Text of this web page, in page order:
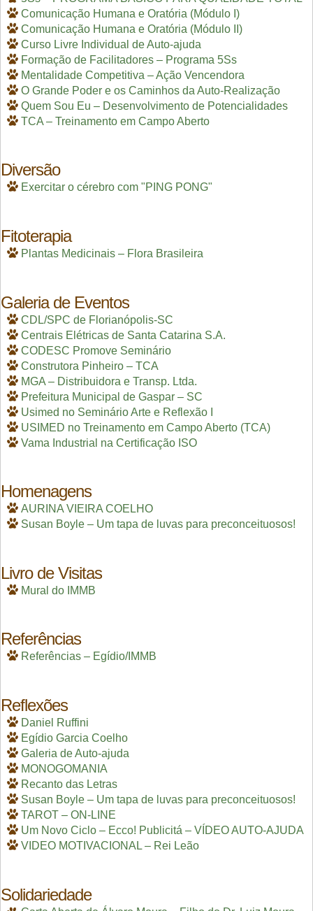
Comunicação Humana e Oratória (Módulo I)
Comunicação Humana e Oratória (Módulo II)
Curso Livre Individual de Auto-ajuda
Formação de Facilitadores – Programa 5Ss
Mentalidade Competitiva – Ação Vencendora
O Grande Poder e os Caminhos da Auto-Realização
Quem Sou Eu – Desenvolvimento de Potencialidades
TCA – Treinamento em Campo Aberto
Diversão
Exercitar o cérebro com "PING PONG"
Fitoterapia
Plantas Medicinais – Flora Brasileira
Galeria de Eventos
CDL/SPC de Florianópolis-SC
Centrais Elétricas de Santa Catarina S.A.
CODESC Promove Seminário
Construtora Pinheiro – TCA
MGA – Distribuidora e Transp. Ltda.
Prefeitura Municipal de Gaspar – SC
Usimed no Seminário Arte e Reflexão I
USIMED no Treinamento em Campo Aberto (TCA)
Vama Industrial na Certificação ISO
Homenagens
AURINA VIEIRA COELHO
Susan Boyle – Um tapa de luvas para preconceituosos!
Livro de Visitas
Mural do IMMB
Referências
Referências – Egídio/IMMB
Reflexões
Daniel Ruffini
Egídio Garcia Coelho
Galeria de Auto-ajuda
MONOGOMANIA
Recanto das Letras
Susan Boyle – Um tapa de luvas para preconceituosos!
TAROT – ON-LINE
Um Novo Ciclo – Ecco! Publicitá – VÍDEO AUTO-AJUDA
VIDEO MOTIVACIONAL – Rei Leão
Solidariedade